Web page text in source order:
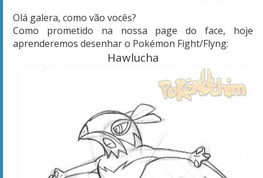
Olá galera, como vão vocês?
Como prometido na nossa page do face, hoje
aprenderemos desenhar o Pokémon Fight/Flyng:
Hawlucha